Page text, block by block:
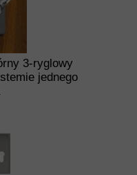
3-ryglowy
jednego